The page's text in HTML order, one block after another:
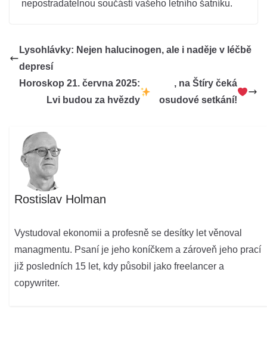
nepostradatelnou součástí vašeho letního šatníku.
Lysohlávky: Nejen halucinogen, ale i naděje v léčbě
depresí
Horoskop 21. června 2025:
Lvi budou za hvězdy
, na Štíry čeká
osudové setkání!
Rostislav Holman
Vystudoval ekonomii a profesně se desítky let věnoval
managmentu. Psaní je jeho koníčkem a zároveň jeho prací
již posledních 15 let, kdy působil jako freelancer a
copywriter.